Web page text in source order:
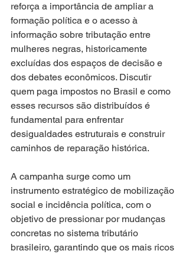
reforça a importância de ampliar a
formação política e o acesso à
informação sobre tributação entre
mulheres negras, historicamente
excluídas dos espaços de decisão e
dos debates econômicos. Discutir
quem paga impostos no Brasil e como
esses recursos são distribuídos é
fundamental para enfrentar
desigualdades estruturais e construir
caminhos de reparação histórica.
A campanha surge como um
instrumento estratégico de mobilização
social e incidência política, com o
objetivo de pressionar por mudanças
concretas no sistema tributário
brasileiro, garantindo que os mais ricos